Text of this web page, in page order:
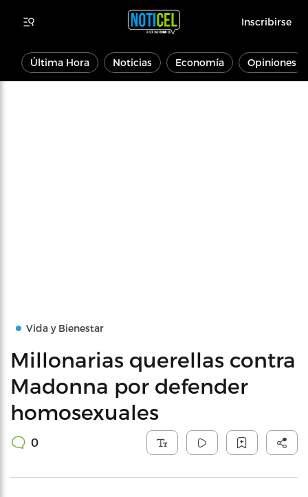
Inscribirse
Última Hora Noticias Economía Opiniones
Vida y Bienestar
Millonarias querellas contra
Madonna por defender
homosexuales
0